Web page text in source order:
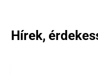
Hírek,